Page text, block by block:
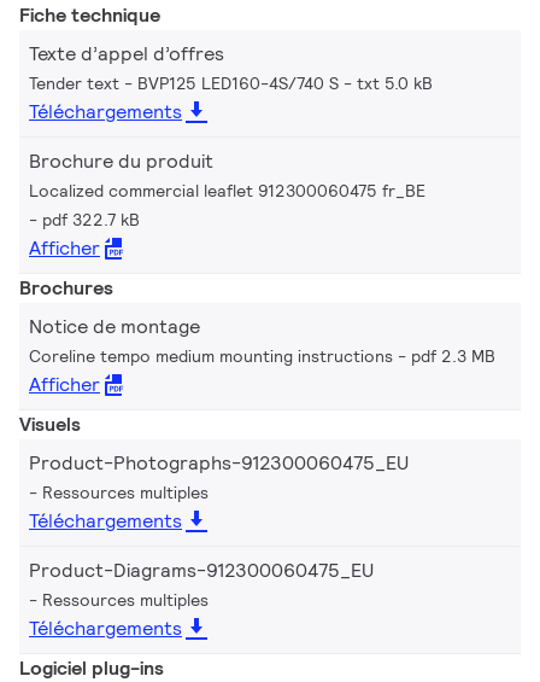
Fiche technique
Texte d’appel d’offres
Tender text - BVP125 LED160-4S/740 S txt 5.0 kB
Téléchargements
Brochure du produit
Localized commercial leaflet 912300060475 fr_BE
pdf 322.7 kB
Afficher
Brochures
Notice de montage
Coreline tempo medium mounting instructions pdf 2.3 MB
Afficher
Visuels
Product-Photographs-912300060475_EU
Ressources multiples
Téléchargements
Product-Diagrams-912300060475_EU
Ressources multiples
Téléchargements
Logiciel plug-ins